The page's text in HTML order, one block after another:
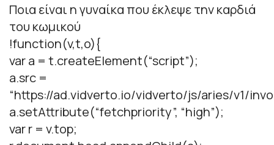
Ποια είναι η γυναίκα που έκλεψε την καρδιά
του κωμικού
!function(v,t,o){
var a = t.createElement(“script”);
a.src =
“https://ad.vidverto.io/vidverto/js/aries/v1/
a.setAttribute(“fetchpriority”, “high”);
var r = v.top;